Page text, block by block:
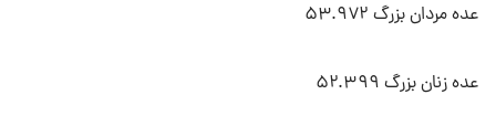
عده مردان بزرگ ۵۳.۹۷۲
عده زنان بزرگ ۵۲.۳۹۹